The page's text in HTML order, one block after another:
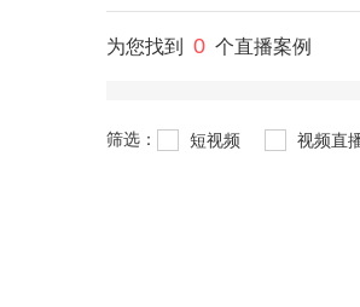
为您找到 0 个直播案例
筛选： 短视频 视频直